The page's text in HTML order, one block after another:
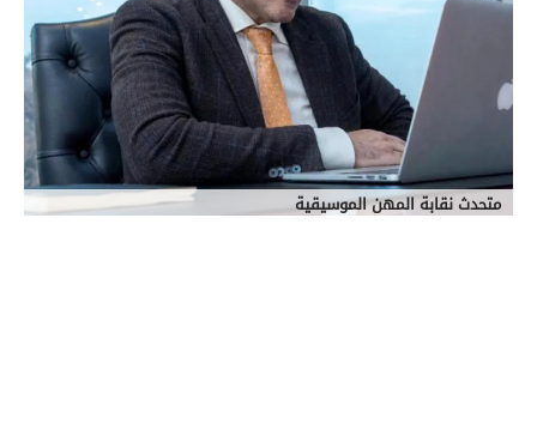
متحدث نقابة المهن الموسيقية